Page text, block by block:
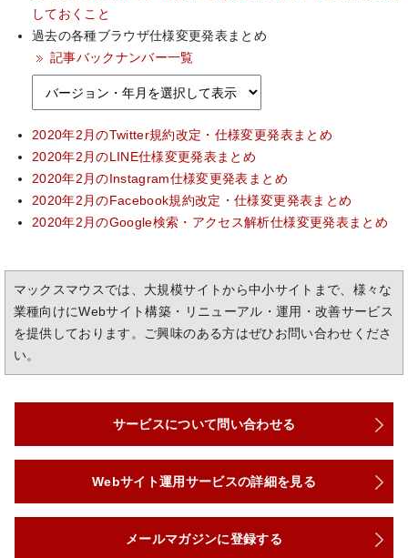
しておくこと
過去の各種ブラウザ仕様変更発表まとめ
記事バックナンバー一覧
2020年2月のTwitter規約改定・仕様変更発表まとめ
2020年2月のLINE仕様変更発表まとめ
2020年2月のInstagram仕様変更発表まとめ
2020年2月のFacebook規約改定・仕様変更発表まとめ
2020年2月のGoogle検索・アクセス解析仕様変更発表まとめ
マックスマウスでは、大規模サイトから中小サイトまで、様々な
業種向けにWebサイト構築・リニューアル・運用・改善サービス
を提供しております。ご興味のある方はぜひお問い合わせくださ
い。
サービスについて問い合わせる
Webサイト運用サービスの詳細を見る
メールマガジンに登録する